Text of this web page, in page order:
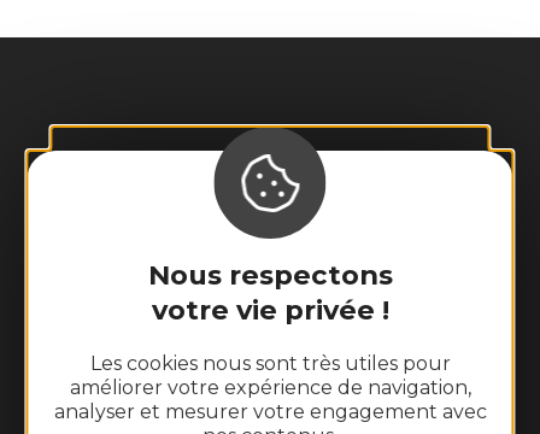
Nous respectons
votre vie privée !
Les cookies nous sont très utiles pour
améliorer votre expérience de navigation,
analyser et mesurer votre engagement avec